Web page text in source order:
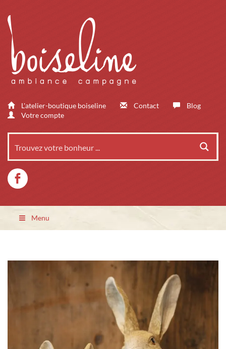
L'atelier-boutique boiseline Contact
Blog
Votre compte
Menu